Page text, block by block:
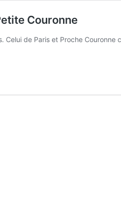
Couronne
Celui de Paris et Proche Couronne